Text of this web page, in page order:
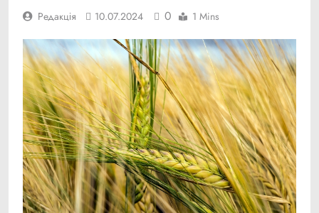
Редакція 10.07.2024 0 1 Mins